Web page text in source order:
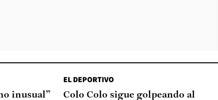
inusual”
EL DEPORTIVO
Colo Colo sigue golpeando al